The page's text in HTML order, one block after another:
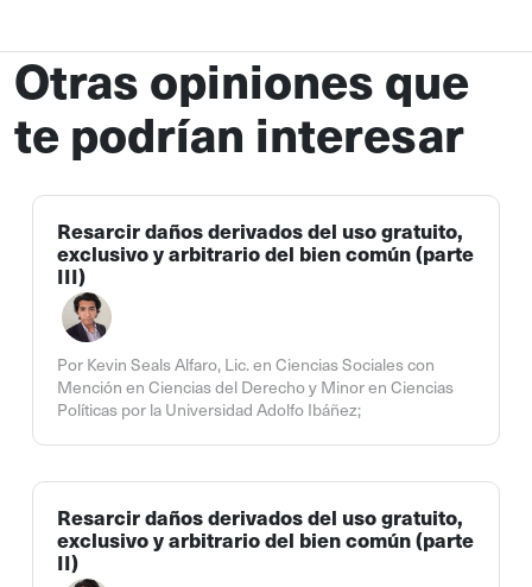
Otras opiniones que
te podrían interesar
Resarcir daños derivados del uso gratuito,
exclusivo y arbitrario del bien común (parte
III)
Por Kevin Seals Alfaro, Lic. en Ciencias Sociales con
Mención en Ciencias del Derecho y Minor en Ciencias
Políticas por la Universidad Adolfo Ibáñez;
Resarcir daños derivados del uso gratuito,
exclusivo y arbitrario del bien común (parte
II)